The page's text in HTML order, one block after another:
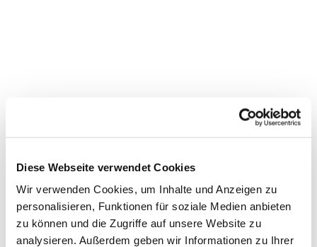
Diese Webseite verwendet Cookies
Wir verwenden Cookies, um Inhalte und Anzeigen zu
personalisieren, Funktionen für soziale Medien anbieten
zu können und die Zugriffe auf unsere Website zu
analysieren. Außerdem geben wir Informationen zu Ihrer